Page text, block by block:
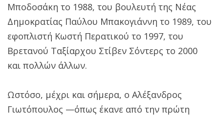
Μποδοσάκη το 1988, του βουλευτή της Νέας
Δημοκρατίας Παύλου Μπακογιάννη το 1989, του
εφοπλιστή Κωστή Περατικού το 1997, του
Βρετανού Ταξίαρχου Στίβεν Σόντερς το 2000
και πολλών άλλων.
Ωστόσο, μέχρι και σήμερα, ο Αλέξανδρος
Γιωτόπουλος —όπως έκανε από την πρώτη